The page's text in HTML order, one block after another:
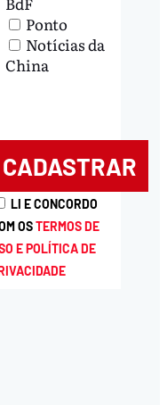
Ponto
Notícias da
China
LI E CONCORDO
OSTERMOS DE
E POLÍTICA DE